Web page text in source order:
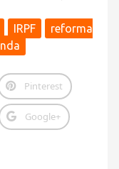
IRPF
reforma
Pinterest
Google+